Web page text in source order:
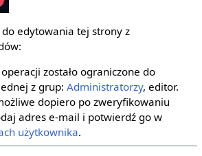
edytowania tej strony z
zostało ograniczone do
z grup:Administratorzy, editor.
dopiero po zweryfikowaniu
adres e‐mail i potwierdź go w
użytkownika.